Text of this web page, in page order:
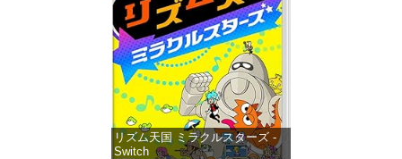
リズム天国 ミラクルスターズ -
Switch